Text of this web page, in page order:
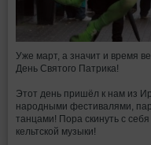
Уже март, а значит и время
День Святого Патрика!
Этот день пришёл к нам из
народными фестивалями,
танцами! Пора скинуть с
кельтской музыки!